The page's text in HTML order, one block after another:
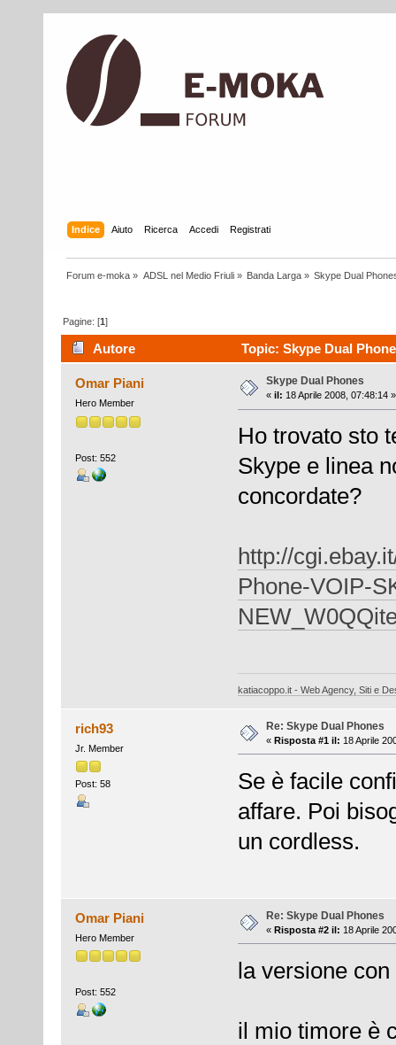
Indice Aiuto Ricerca Accedi Registrati
Forum e-moka » ADSL nel Medio Friuli» Banda Larga» Skype Dual
Pagine: [1]
Autore Topic: Skype Dual
Omar Piani
Hero Member
Post: 552
Skype Dual Phones
« il: 18 Aprile 2008, 07:48:14 »
Ho trovato sto
Skype e linea
concordate?
http://
Phone-VOIP-
katiacoppo.it - Web Agency, Siti e
rich93
Jr. Member
Post: 58
Re: Skype Dual Phones
« Risposta #1 il: 18 Aprile
Se è facile
affare. Poi
un cordless.
Omar Piani
Hero Member
Post: 552
Re: Skype Dual Phones
« Risposta #2 il: 18 Aprile
la versione
il mio timore è